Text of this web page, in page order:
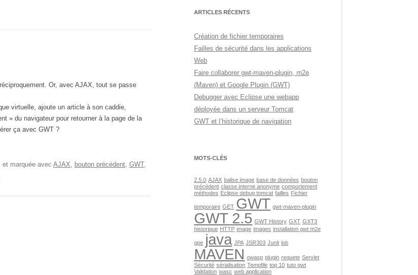
Or, avec AJAX, tout se passe
virtuelle, ajoute un article à son caddie,
» du navigateur pour retourner à la page de la
ça avec GWT ?
et marquée avec AJAX, bouton précédent, GWT,
.
ARTICLES RÉCENTS
Création de fichier temporaires
Failles de sécurité dans les applications
Web
Faire collaborer gwt-maven-plugin, m2e
(Maven) et Google Plugin (GWT)
Debugger avec Eclipse une webapp
déployée dans un serveur Tomcat
GWT et l’historique de navigation
MOTS-CLÉS
2.5.0 AJAX balise image base de données bouton
précédent classe interne anonyme comportement
méthodes Eclipse debug tomcat failles Fichier
temporaire GET GWT gwt-maven-plugin
GWT 2.5 GWT History GXT GXT3
historique HTTP image images installation gwt m2e
gpe java JPA JSR303 Junit lob
MAVEN owasp plugin requete Servlet
Sécurité sérialisation Tempfile top 10 tuto gwt
Validation wasc web application